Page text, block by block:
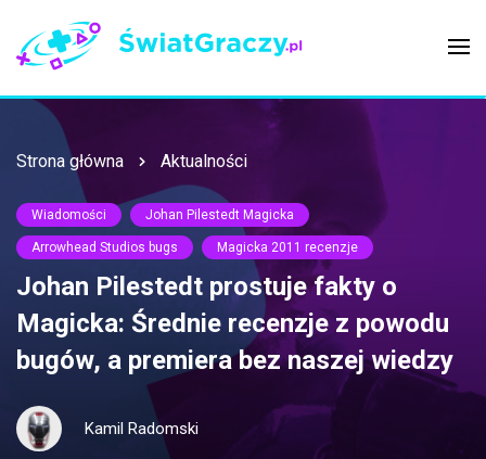
Strona główna Aktualności
Wiadomości Johan Pilestedt Magicka
Arrowhead Studios bugs Magicka 2011 recenzje
Johan Pilestedt prostuje fakty o
Magicka: Średnie recenzje z powodu
bugów, a premiera bez naszej wiedzy
Kamil Radomski